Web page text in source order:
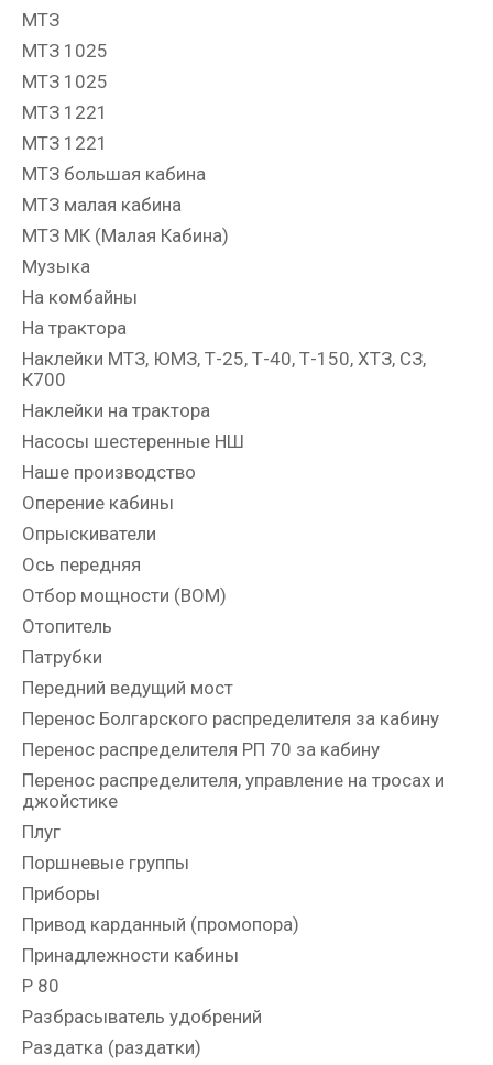
МТЗ
МТЗ 1025
МТЗ 1025
МТЗ 1221
МТЗ 1221
МТЗ большая кабина
МТЗ малая кабина
МТЗ МК (Малая Кабина)
Музыка
На комбайны
На трактора
Наклейки МТЗ, ЮМЗ, Т-25, Т-40, Т-150, ХТЗ, СЗ,
К700
Наклейки на трактора
Насосы шестеренные НШ
Наше производство
Оперение кабины
Опрыскиватели
Ось передняя
Отбор мощности (ВОМ)
Отопитель
Патрубки
Передний ведущий мост
Перенос Болгарского распределителя за кабину
Перенос распределителя РП 70 за кабину
Перенос распределителя, управление на тросах и
джойстике
Плуг
Поршневые группы
Приборы
Привод карданный (промопора)
Принадлежности кабины
Р 80
Разбрасыватель удобрений
Раздатка (раздатки)